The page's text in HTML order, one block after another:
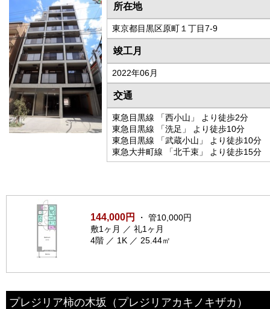
所在地
東京都目黒区原町１丁目7-9
竣工月
2022年06月
交通
東急目黒線 「西小山」 より徒歩2分
東急目黒線 「洗足」 より徒歩10分
東急目黒線 「武蔵小山」 より徒歩10分
東急大井町線 「北千束」 より徒歩15分
144,000円
・ 管10,000円
敷1ヶ月 ／ 礼1ヶ月
4階 ／ 1K ／ 25.44㎡
プレジリア柿の木坂 （プレジリアカキノキザカ）